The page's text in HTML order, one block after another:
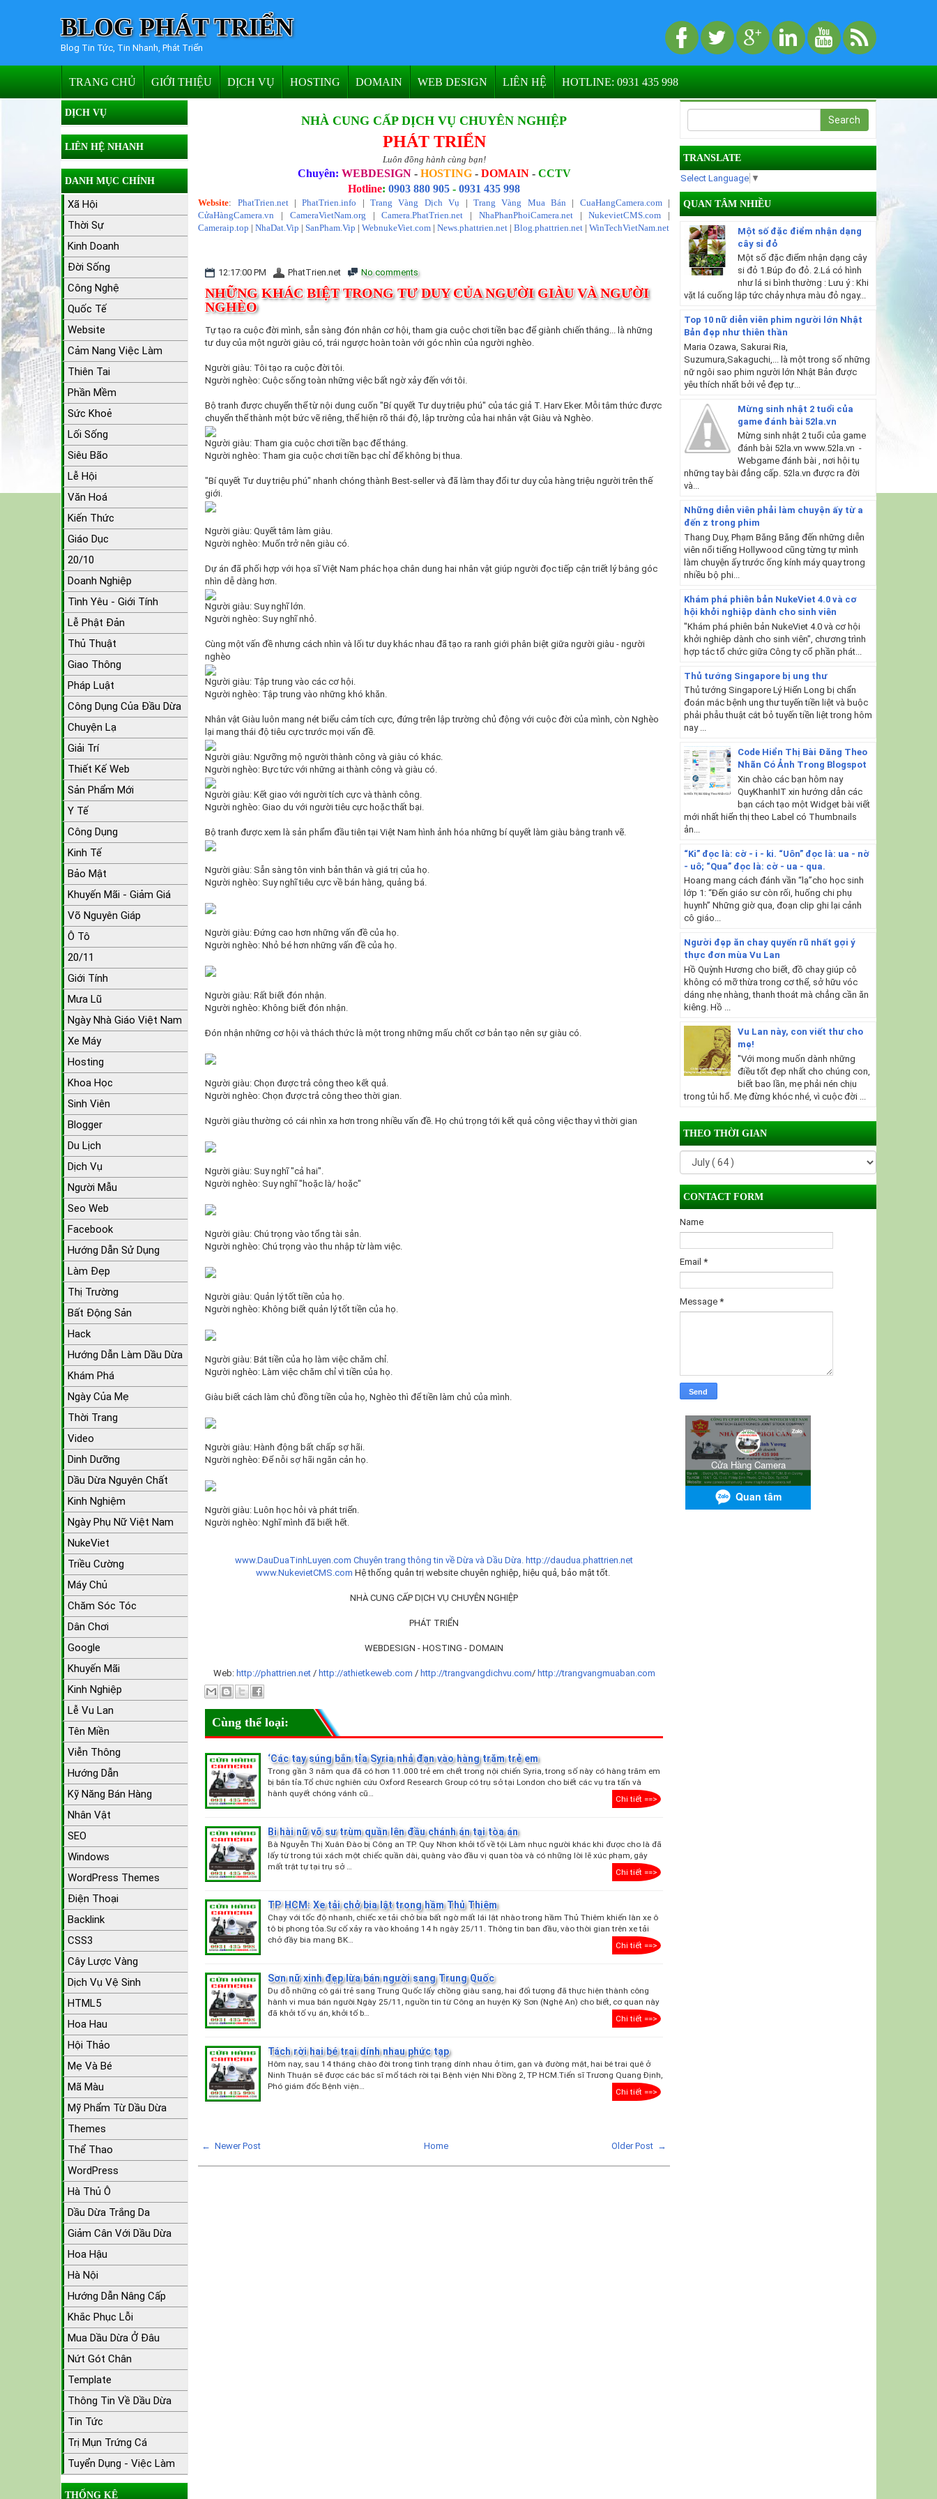
BLOG PHÁT TRIỂN
Blog Tin Tức, Tin Nhanh, Phát Triển
TRANG CHỦ GIỚI THIỆU DỊCH VỤ HOSTING DOMAIN WEB DESIGN LIÊN HỆ HOTLINE: 0931 435 998
NHÀ CUNG CẤP DỊCH VỤ CHUYÊN NGHIỆP
PHÁT TRIỂN
Luôn đồng hành cùng bạn!
Chuyên: WEBDESIGN - HOSTING - DOMAIN - CCTV
Hotline:0903 880 905 -0931 435 998
Website: PhatTrien.net|PhatTrien.info |Trang Vàng Dịch Vụ | Trang Vàng Mua Bán | CuaHangCamera.com|
CửaHàngCamera.vn | CameraVietNam.org |Camera.PhatTrien.net | NhaPhanPhoiCamera.net|NukevietCMS.com |
Cameraip.top |NhaDat.Vip |SanPham.Vip |WebnukeViet.com |News.phattrien.net |Blog.phattrien.net |WinTechVietNam.net
12:17:00 PM PhatTrien.net No comments
NHỮNG KHÁC BIỆT TRONG TƯ DUY CỦA NGƯỜI GIÀU VÀ NGƯỜI
NGHÈO
Tự tạo ra cuộc đời mình, sẵn sàng đón nhận cơ hội, tham gia cuộc chơi tiền bạc để giành chiến thắng... là những
tư duy của một người giàu có, trái ngược hoàn toàn với góc nhìn của người nghèo.
Người giàu: Tôi tạo ra cuộc đời tôi.
Người nghèo: Cuộc sống toàn những việc bất ngờ xảy đến với tôi.
Bộ tranh được chuyển thể từ nội dung cuốn "Bí quyết Tư duy triệu phú" của tác giả T. Harv Eker. Mỗi tâm thức được
chuyển thể thành một bức vẽ riêng, thể hiện rõ thái độ, lập trường của hai nhân vật Giàu và Nghèo.
Người giàu: Tham gia cuộc chơi tiền bạc để thắng.
Người nghèo: Tham gia cuộc chơi tiền bạc chỉ để không bị thua.
"Bí quyết Tư duy triệu phú" nhanh chóng thành Best-seller và đã làm thay đổi tư duy của hàng triệu người trên thế
giới.
Người giàu: Quyết tâm làm giàu.
Người nghèo: Muốn trở nên giàu có.
Dự án đã phối hợp với họa sĩ Việt Nam phác họa chân dung hai nhân vật giúp người đọc tiếp cận triết lý bằng góc
nhìn dễ dàng hơn.
Người giàu: Suy nghĩ lớn.
Người nghèo: Suy nghĩ nhỏ.
Cùng một vấn đề nhưng cách nhìn và lối tư duy khác nhau đã tạo ra ranh giới phân biệt giữa người giàu - người
nghèo
Người giàu: Tập trung vào các cơ hội.
Người nghèo: Tập trung vào những khó khăn.
Nhân vật Giàu luôn mang nét biểu cảm tích cực, đứng trên lập trường chủ động với cuộc đời của mình, còn Nghèo
lại mang thái độ tiêu cực trước mọi vấn đề.
Người giàu: Ngưỡng mộ người thành công và giàu có khác.
Người nghèo: Bực tức với những ai thành công và giàu có.
Người giàu: Kết giao với người tích cực và thành công.
Người nghèo: Giao du với người tiêu cực hoặc thất bại.
Bộ tranh được xem là sản phẩm đầu tiên tại Việt Nam hình ảnh hóa những bí quyết làm giàu bằng tranh vẽ.
Người giàu: Sẵn sàng tôn vinh bản thân và giá trị của họ.
Người nghèo: Suy nghĩ tiêu cực về bán hàng, quảng bá.
Người giàu: Đứng cao hơn những vấn đề của họ.
Người nghèo: Nhỏ bé hơn những vấn đề của họ.
Người giàu: Rất biết đón nhận.
Người nghèo: Không biết đón nhận.
Đón nhận những cơ hội và thách thức là một trong những mấu chốt cơ bản tạo nên sự giàu có.
Người giàu: Chọn được trả công theo kết quả.
Người nghèo: Chọn được trả công theo thời gian.
Người giàu thường có cái nhìn xa hơn trong nhiều vấn đề. Họ chú trọng tới kết quả công việc thay vì thời gian
Người giàu: Suy nghĩ "cả hai".
Người nghèo: Suy nghĩ "hoặc là/ hoặc"
Người giàu: Chú trọng vào tổng tài sản.
Người nghèo: Chú trọng vào thu nhập từ làm việc.
Người giàu: Quản lý tốt tiền của họ.
Người nghèo: Không biết quản lý tốt tiền của họ.
Người giàu: Bắt tiền của họ làm việc chăm chỉ.
Người nghèo: Làm việc chăm chỉ vì tiền của họ.
Giàu biết cách làm chủ đồng tiền của họ, Nghèo thì để tiền làm chủ của mình.
Người giàu: Hành động bất chấp sợ hãi.
Người nghèo: Để nỗi sợ hãi ngăn cản họ.
Người giàu: Luôn học hỏi và phát triển.
Người nghèo: Nghĩ mình đã biết hết.
www.DauDuaTinhLuyen.com Chuyên trang thông tin về Dừa và Dầu Dừa. http://daudua.phattrien.net
www.NukevietCMS.com Hệ thống quản trị website chuyên nghiệp, hiệu quả, bảo mật tốt.
NHÀ CUNG CẤP DỊCH VỤ CHUYÊN NGHIỆP
PHÁT TRIỂN
WEBDESIGN - HOSTING - DOMAIN
Web: http://phattrien.net / http://athietkeweb.com / http://trangvangdichvu.com/ http://trangvangmuaban.com
Cùng thể loại:
‘Các tay súng bắn tỉa Syria nhả đạn vào hàng trăm trẻ em
Trong gần 3 năm qua đã có hơn 11.000 trẻ em chết trong nội chiến Syria, trong số này có hàng trăm em
bị bắn tỉa.Tổ chức nghiên cứu Oxford Research Group có trụ sở tại London cho biết các vụ tra tấn và
hành quyết chóng vánh cũ…
Chi tiết ==>
Bi hài nữ võ sư trùm quần lên đầu chánh án tại tòa án
Bà Nguyễn Thị Xuân Đào bị Công an TP. Quy Nhơn khởi tố về tội Làm nhục người khác khi được cho là đã
lấy từ trong túi xách một chiếc quần dài, quàng vào đầu vị quan tòa và có những lời lẽ xúc phạm, gây
mất trật tự tại trụ sở …
Chi tiết ==>
TP HCM: Xe tải chở bia lật trong hầm Thủ Thiêm
Chạy với tốc độ nhanh, chiếc xe tải chở bia bất ngờ mất lái lật nhào trong hầm Thủ Thiêm khiến làn xe ô
tô bị phong tỏa.Sự cố xảy ra vào khoảng 14 h ngày 25/11. Thông tin ban đầu, vào thời gian trên xe tải
chở đầy bia mang BK…
Chi tiết ==>
Sơn nữ xinh đẹp lừa bán người sang Trung Quốc
Dụ dỗ những cô gái trẻ sang Trung Quốc lấy chồng giàu sang, hai đối tượng đã thực hiện thành công
hành vi mua bán người.Ngày 25/11, nguồn tin từ Công an huyện Kỳ Sơn (Nghệ An) cho biết, cơ quan này
đã khởi tố vụ án, khởi tố b…
Chi tiết ==>
Tách rời hai bé trai dính nhau phức tạp
Hôm nay, sau 14 tháng chào đời trong tình trạng dính nhau ở tim, gan và đường mật, hai bé trai quê ở
Ninh Thuận sẽ được các bác sĩ mổ tách rời tại Bệnh viện Nhi Đồng 2, TP HCM.Tiến sĩ Trương Quang Định,
Phó giám đốc Bệnh viện…
Chi tiết ==>
← Newer Post Older Post →
Home
DỊCH VỤ
LIÊN HỆ NHANH
DANH MỤC CHÍNH
Xã Hội
Thời Sự
Kinh Doanh
Đời Sống
Công Nghệ
Quốc Tế
Website
Cảm Nang Việc Làm
Thiên Tai
Phần Mềm
Sức Khoẻ
Lối Sống
Siêu Bão
Lễ Hội
Văn Hoá
Kiến Thức
Giáo Dục
20/10
Doanh Nghiệp
Tình Yêu - Giới Tính
Lễ Phật Đản
Thủ Thuật
Giao Thông
Pháp Luật
Công Dụng Của Đầu Dừa
Chuyện Lạ
Giải Trí
Thiết Kế Web
Sản Phẩm Mới
Y Tế
Công Dụng
Kinh Tế
Bảo Mật
Khuyến Mãi - Giảm Giá
Võ Nguyên Giáp
Ô Tô
20/11
Giới Tính
Mưa Lũ
Ngày Nhà Giáo Việt Nam
Xe Máy
Hosting
Khoa Học
Sinh Viên
Blogger
Du Lịch
Dịch Vụ
Người Mẫu
Seo Web
Facebook
Hướng Dẫn Sử Dụng
Làm Đẹp
Thị Trường
Bất Động Sản
Hack
Hướng Dẫn Làm Dầu Dừa
Khám Phá
Ngày Của Mẹ
Thời Trang
Video
Dinh Dưỡng
Dầu Dừa Nguyên Chất
Kinh Nghiệm
Ngày Phụ Nữ Việt Nam
NukeViet
Triều Cường
Máy Chủ
Chăm Sóc Tóc
Dân Chơi
Google
Khuyến Mãi
Kinh Nghiệp
Lễ Vu Lan
Tên Miền
Viễn Thông
Hướng Dẫn
Kỹ Năng Bán Hàng
Nhân Vật
SEO
Windows
WordPress Themes
Điện Thoại
Backlink
CSS3
Cây Lược Vàng
Dịch Vụ Vệ Sinh
HTML5
Hoa Hau
Hội Thảo
Mẹ Và Bé
Mã Màu
Mỹ Phẩm Từ Dầu Dừa
Themes
Thể Thao
WordPress
Hà Thủ Ô
Dầu Dừa Trắng Da
Giảm Cân Với Dầu Dừa
Hoa Hậu
Hà Nội
Hướng Dẫn Nâng Cấp
Khắc Phục Lỗi
Mua Dầu Dừa Ở Đâu
Nứt Gót Chân
Template
Thông Tin Về Dầu Dừa
Tin Tức
Trị Mụn Trứng Cá
Tuyển Dụng - Việc Làm
THỐNG KÊ
TRANSLATE
Select Language ▼
QUAN TÂM NHIỀU
Một số đặc điểm nhận dạng
cây si đỏ
Một số đặc điểm nhận dạng cây
si đỏ 1.Búp đo đỏ. 2.Lá có hình
như lá si bình thường : Lưu ý : Khi
vặt lá cuống lập tức chảy nhựa màu đỏ ngay...
Top 10 nữ diễn viên phim người lớn Nhật
Bản đẹp như thiên thần
Maria Ozawa, Sakurai Ria,
Suzumura,Sakaguchi,... là một trong số những
nữ ngôi sao phim người lớn Nhật Bản được
yêu thích nhất bởi vẻ đẹp tự...
Mừng sinh nhật 2 tuổi của
game đánh bài 52la.vn
Mừng sinh nhật 2 tuổi của game
đánh bài 52la.vn www.52la.vn -
Webgame đánh bài , nơi hội tụ
những tay bài đẳng cấp. 52la.vn được ra đời
và...
Những diễn viên phải làm chuyện ấy từ a
đến z trong phim
Thang Duy, Phạm Băng Băng đến những diễn
viên nổi tiếng Hollywood cũng từng tự mình
làm chuyện ấy trước ống kính máy quay trong
nhiều bộ phi...
Khám phá phiên bản NukeViet 4.0 và cơ
hội khởi nghiệp dành cho sinh viên
"Khám phá phiên bản NukeViet 4.0 và cơ hội
khởi nghiêp dành cho sinh viên", chương trình
hợp tác tổ chức giữa Công ty cổ phần phát...
Thủ tướng Singapore bị ung thư
Thủ tướng Singapore Lý Hiển Long bị chẩn
đoán mắc bệnh ung thư tuyến tiền liệt và buộc
phải phẫu thuật cắt bỏ tuyến tiền liệt trong hôm
nay ...
Code Hiển Thị Bài Đăng Theo
Nhãn Có Ảnh Trong Blogspot
Xin chào các bạn hôm nay
QuyKhanhIT xin hướng dẫn các
bạn cách tạo một Widget bài viết
mới nhất hiển thị theo Label có Thumbnails
ản...
“Ki” đọc là: cờ - i - ki. “Uôn” đọc là: ua - nờ
- uô; “Qua” đọc là: cờ - ua - qua.
Hoang mang cách đánh vần “lạ”cho học sinh
lớp 1: “Đến giáo sư còn rối, huống chi phụ
huynh” Những giờ qua, đoạn clip ghi lại cảnh
cô giáo...
Người đẹp ăn chay quyến rũ nhất gợi ý
thực đơn mùa Vu Lan
Hồ Quỳnh Hương cho biết, đồ chay giúp cô
không có mỡ thừa trong cơ thể, sở hữu vóc
dáng nhẹ nhàng, thanh thoát mà chẳng cần ăn
kiêng. Hồ ...
Vu Lan này, con viết thư cho
mẹ!
"Với mong muốn dành những
điều tốt đẹp nhất cho chúng con,
biết bao lần, mẹ phải nén chịu
trong tủi hổ. Mẹ đừng khóc nhé, vì cuộc đời ...
THEO THỜI GIAN
CONTACT FORM
Name
Email *
Message *